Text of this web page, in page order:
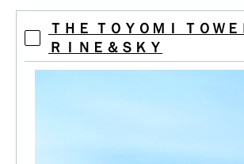
ＴＨＥ ＴＯＹＯＭＩ ＴＯＷＥ
ＲＩＮＥ＆ＳＫＹ